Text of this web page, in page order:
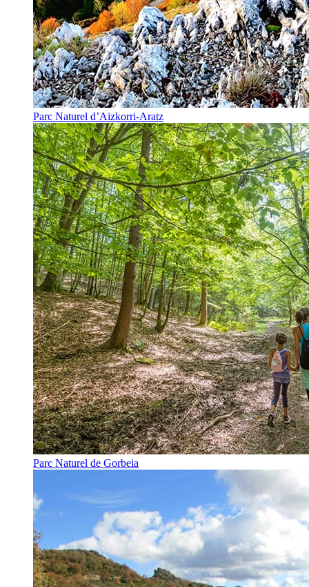
Parc Naturel d’Aizkorri-Aratz
Parc Naturel de Gorbeia